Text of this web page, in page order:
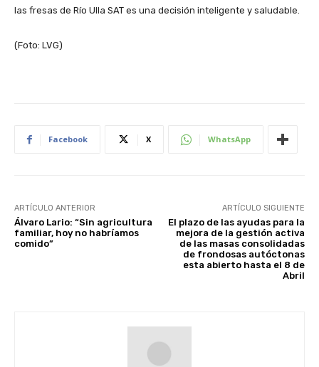
las fresas de Río Ulla SAT es una decisión inteligente y saludable.
(Foto: LVG)
Facebook X WhatsApp
ARTÍCULO ANTERIOR
Álvaro Lario: “Sin agricultura
familiar, hoy no habríamos
comido”
ARTÍCULO SIGUIENTE
El plazo de las ayudas para la
mejora de la gestión activa
de las masas consolidadas
de frondosas autóctonas
esta abierto hasta el 8 de
Abril